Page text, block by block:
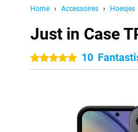
Home Accessoires Hoesjes
Just in Case
5 sterren10